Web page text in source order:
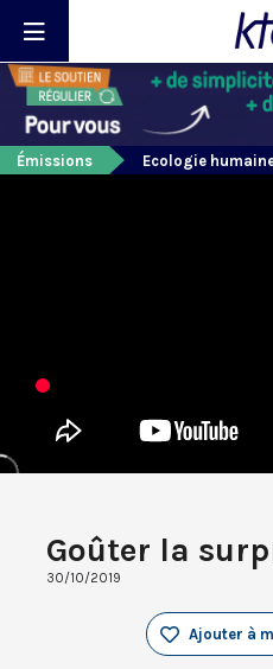
Émissions Ecologie
Goûter la
30/10/2019
Ajouter à